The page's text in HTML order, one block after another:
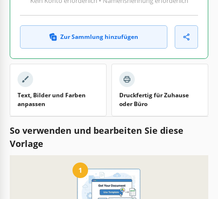
Zur Sammlung hinzufügen
Text, Bilder und Farben
anpassen
Druckfertig für Zuhause
oder Büro
So verwenden und bearbeiten Sie diese
Vorlage
1